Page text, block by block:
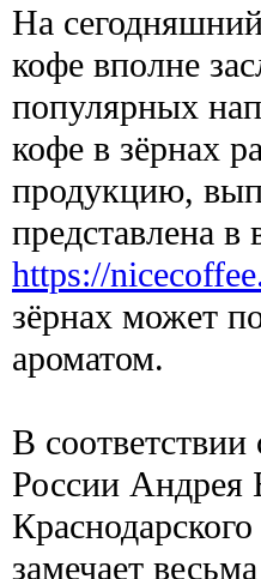
На
кофе вполне
популярных
кофе в зёрнах
продукцию,
представлена
https://
зёрнах может
ароматом.
В
России Андрея
замечает